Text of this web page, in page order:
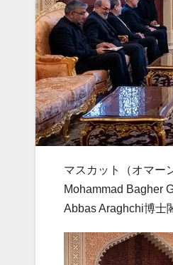
マスカット（オマー
Mohammad Bagher
Abbas Araghchi博士